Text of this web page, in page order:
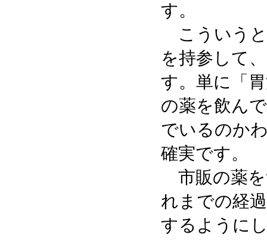
す。
こういうと
を持参して
す。単に「
の薬を飲ん
でいるのか
確実です。
市販の薬を
れまでの経
するように